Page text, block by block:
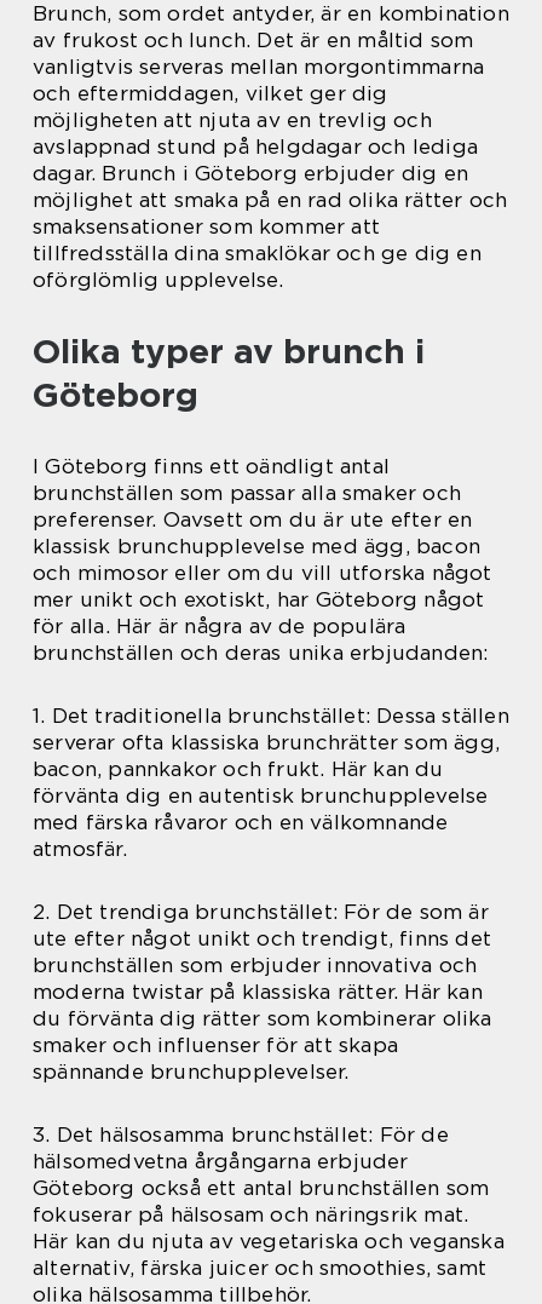
Brunch, som ordet antyder, är en kombination
av frukost och lunch. Det är en måltid som
vanligtvis serveras mellan morgontimmarna
och eftermiddagen, vilket ger dig
möjligheten att njuta av en trevlig och
avslappnad stund på helgdagar och lediga
dagar. Brunch i Göteborg erbjuder dig en
möjlighet att smaka på en rad olika rätter och
smaksensationer som kommer att
tillfredsställa dina smaklökar och ge dig en
oförglömlig upplevelse.
Olika typer av brunch i
Göteborg
I Göteborg finns ett oändligt antal
brunchställen som passar alla smaker och
preferenser. Oavsett om du är ute efter en
klassisk brunchupplevelse med ägg, bacon
och mimosor eller om du vill utforska något
mer unikt och exotiskt, har Göteborg något
för alla. Här är några av de populära
brunchställen och deras unika erbjudanden:
1. Det traditionella brunchstället: Dessa ställen
serverar ofta klassiska brunchrätter som ägg,
bacon, pannkakor och frukt. Här kan du
förvänta dig en autentisk brunchupplevelse
med färska råvaror och en välkomnande
atmosfär.
2. Det trendiga brunchstället: För de som är
ute efter något unikt och trendigt, finns det
brunchställen som erbjuder innovativa och
moderna twistar på klassiska rätter. Här kan
du förvänta dig rätter som kombinerar olika
smaker och influenser för att skapa
spännande brunchupplevelser.
3. Det hälsosamma brunchstället: För de
hälsomedvetna årgångarna erbjuder
Göteborg också ett antal brunchställen som
fokuserar på hälsosam och näringsrik mat.
Här kan du njuta av vegetariska och veganska
alternativ, färska juicer och smoothies, samt
olika hälsosamma tillbehör.